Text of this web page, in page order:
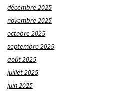
décembre 2025
novembre 2025
octobre 2025
septembre 2025
août 2025
juillet 2025
juin 2025